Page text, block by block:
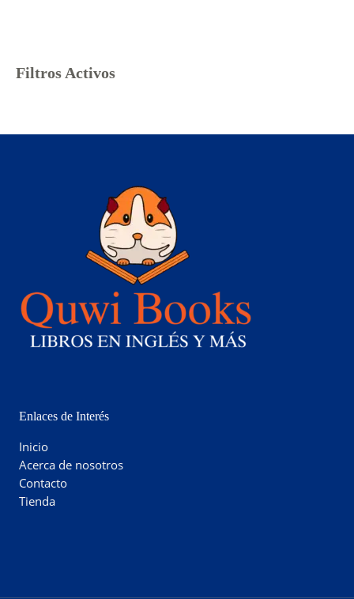
Filtros Activos
Enlaces de Interés
Inicio
Acerca de nosotros
Contacto
Tienda